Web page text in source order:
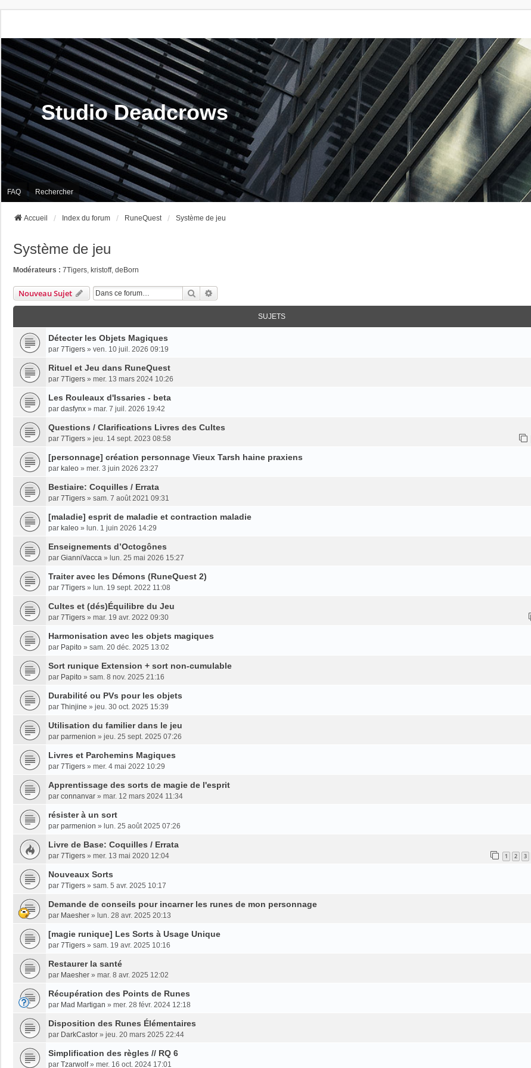
Studio Deadcrows
FAQ Rechercher
Accueil Index du forum RuneQuest Système de jeu
Système de jeu
Modérateurs : 7Tigers, kristoff, deBorn
Nouveau Sujet Rechercher
SUJETS
Détecter les Objets Magiques
par 7Tigers » ven. 10 juil. 2026 09:19
Rituel et Jeu dans RuneQuest
par 7Tigers » mer. 13 mars 2024 10:26
Les Rouleaux d'Issaries - beta
par dasfynx » mar. 7 juil. 2026 19:42
Questions / Clarifications Livres des Cultes
par 7Tigers » jeu. 14 sept. 2023 08:58
[personnage] création personnage Vieux Tarsh haine praxiens
par kaleo » mer. 3 juin 2026 23:27
Bestiaire: Coquilles / Errata
par 7Tigers » sam. 7 août 2021 09:31
[maladie] esprit de maladie et contraction maladie
par kaleo » lun. 1 juin 2026 14:29
Enseignements dʼOctogônes
par GianniVacca » lun. 25 mai 2026 15:27
Traiter avec les Démons (RuneQuest 2)
par 7Tigers » lun. 19 sept. 2022 11:08
Cultes et (dés)Équilibre du Jeu
par 7Tigers » mar. 19 avr. 2022 09:30
Harmonisation avec les objets magiques
par Papito » sam. 20 déc. 2025 13:02
Sort runique Extension + sort non-cumulable
par Papito » sam. 8 nov. 2025 21:16
Durabilité ou PVs pour les objets
par Thinjine » jeu. 30 oct. 2025 15:39
Utilisation du familier dans le jeu
par parmenion » jeu. 25 sept. 2025 07:26
Livres et Parchemins Magiques
par 7Tigers » mer. 4 mai 2022 10:29
Apprentissage des sorts de magie de l'esprit
par connanvar » mar. 12 mars 2024 11:34
résister à un sort
par parmenion » lun. 25 août 2025 07:26
Livre de Base: Coquilles / Errata
par 7Tigers » mer. 13 mai 2020 12:04 1 2 3
Nouveaux Sorts
par 7Tigers » sam. 5 avr. 2025 10:17
Demande de conseils pour incarner les runes de mon personnage
par Maesher » lun. 28 avr. 2025 20:13
[magie runique] Les Sorts à Usage Unique
par 7Tigers » sam. 19 avr. 2025 10:16
Restaurer la santé
par Maesher » mar. 8 avr. 2025 12:02
Récupération des Points de Runes
par Mad Martigan » mer. 28 févr. 2024 12:18
Disposition des Runes Élémentaires
par DarkCastor » jeu. 20 mars 2025 22:44
Simplification des règles // RQ 6
par Tzarwolf» mer. 16 oct. 2024 17:01